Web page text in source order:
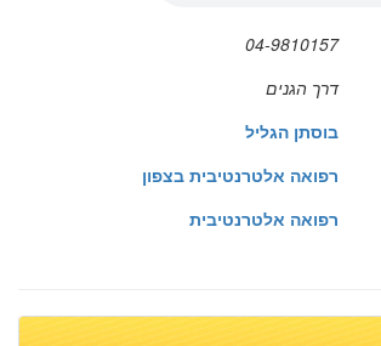
04-9810157
דרך הגנים
בוסתן הגליל
רפואה אלטרנטיבית בצפון
רפואה אלטרנטיבית